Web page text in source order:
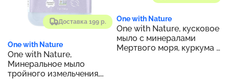
Доставка 199 р.
One with Nature
One with Nature,
Минеральное мыло
тройного измельчения,
One with Nature
One with Nature, кусковое
мыло с минералами
Мертвого моря, куркума и